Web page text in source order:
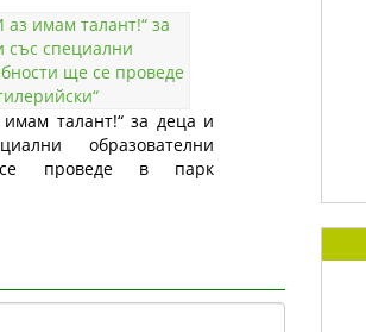
талант!“ за деца и
образователни
проведе в парк